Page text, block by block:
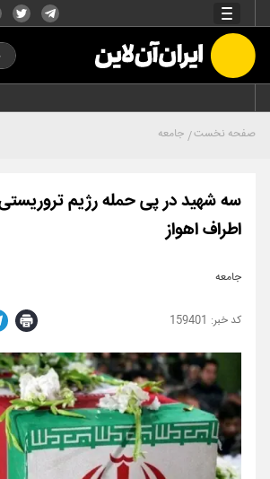
صفحه نخست جامعه
سه شهید در پی حمله رژیم تروریستی
اطراف اهواز
جامعه
159401